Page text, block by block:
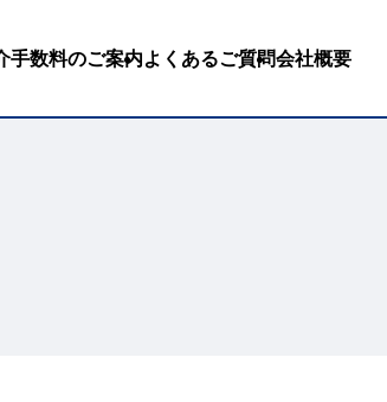
手数料のご案内よくあるご質問会社概要